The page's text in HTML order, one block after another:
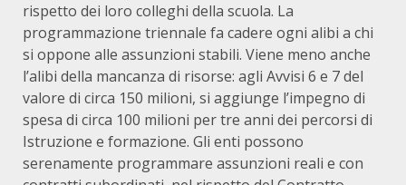
rispetto dei loro colleghi della scuola. La
programmazione triennale fa cadere ogni alibi a chi
si oppone alle assunzioni stabili. Viene meno anche
l’alibi della mancanza di risorse: agli Avvisi 6 e 7 del
valore di circa 150 milioni, si aggiunge l’impegno di
spesa di circa 100 milioni per tre anni dei percorsi di
Istruzione e formazione. Gli enti possono
serenamente programmare assunzioni reali e con